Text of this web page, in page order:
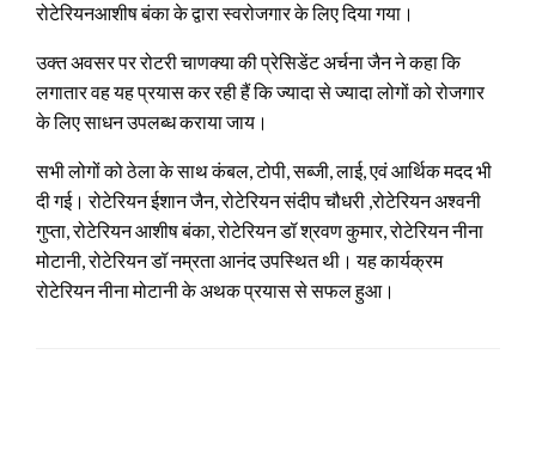
रोटेरियनआशीष बंका के द्वारा स्वरोजगार के लिए दिया गया।
उक्त अवसर पर रोटरी चाणक्या की प्रेसिडेंट अर्चना जैन ने कहा कि
लगातार वह यह प्रयास कर रही हैं कि ज्यादा से ज्यादा लोगों को रोजगार
के लिए साधन उपलब्ध कराया जाय।
सभी लोगों को ठेला के साथ कंबल, टोपी, सब्जी, लाई, एवं आर्थिक मदद भी
दी गई। रोटेरियन ईशान जैन, रोटेरियन संदीप चौधरी ,रोटेरियन अश्वनी
गुप्ता, रोटेरियन आशीष बंका, रोटेरियन डॉ श्रवण कुमार, रोटेरियन नीना
मोटानी, रोटेरियन डॉ नम्रता आनंद उपस्थित थी। यह कार्यक्रम
रोटेरियन नीना मोटानी के अथक प्रयास से सफल हुआ।